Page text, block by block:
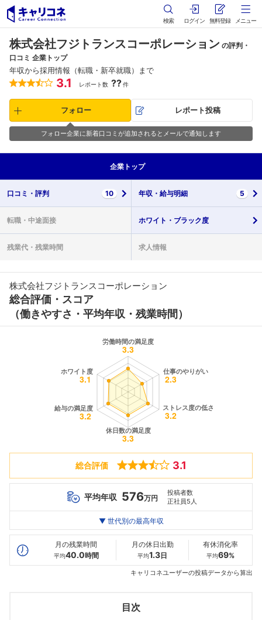
検索 ログイン 無料登録 メニュー
株式会社フジトランスコーポレーション の評判・
口コミ 企業トップ
年収から採用情報（転職・新卒就職）まで
3.1 レポート数 ??件
フォロー レポート投稿
フォロー企業に新着口コミが追加されるとメールで通知します
企業 トップ
口コミ・ 評判 10 年収・ 給与明細 5
転職・ 中途面接 ホワイト・ ブラック度
残業代・ 残業時間 求人情報
株式会社フジトランスコーポレーション
総合評価・スコア
（働きやすさ・平均年収・残業時間）
総合評価 3.1
平均年収 576万円
投稿者数
正社員5人
最高年収
20代
528万
30代
660万
--万
▼ 世代別の最高年収
月の残業時間
平均40.0時間
月の休日出勤
平均1.3日
有休消化率
平均69%
キャリコネユーザーの投稿データから算出
目次